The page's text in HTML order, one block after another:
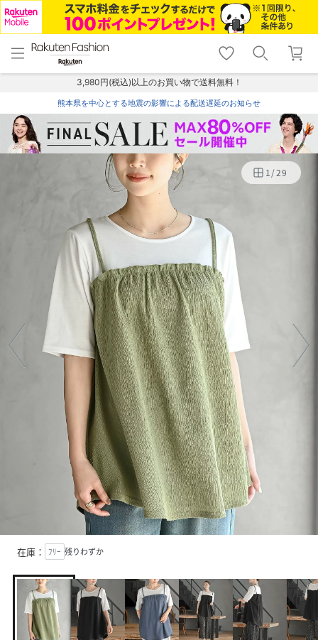
menu home
トップ
shopping_cart lock_outline
ログイン
3,980円(税込)以上のお買い物で送料無料！
熊本県を中心とする地震の影響による配送遅延のお知らせ
1/29
在庫： ﾌﾘｰ 残りわずか